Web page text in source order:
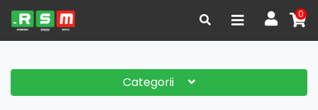
0
Categorii